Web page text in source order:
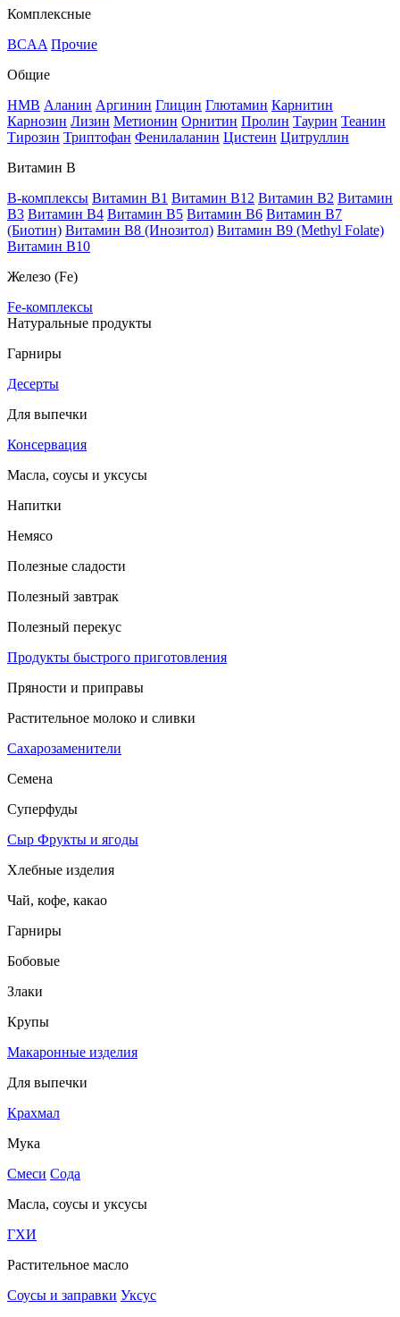
Комплексные
BCAA Прочие
Общие
HMB Аланин Аргинин Глицин Глютамин Карнитин
Карнозин Лизин Метионин Орнитин Пролин Таурин Теанин
Тирозин Триптофан Фенилаланин Цистеин Цитруллин
Витамин В
B-комплексы Витамин B1 Витамин B12 Витамин B2 Витамин
B3 Витамин B4 Витамин B5 Витамин B6 Витамин B7
(Биотин) Витамин B8 (Инозитол) Витамин B9 (Methyl Folate)
Витамин В10
Железо (Fe)
Fe-комплексы
Натуральные продукты
Гарниры
Десерты
Для выпечки
Консервация
Масла, соусы и уксусы
Напитки
Немясо
Полезные сладости
Полезный завтрак
Полезный перекус
Продукты быстрого приготовления
Пряности и приправы
Растительное молоко и сливки
Сахарозаменители
Семена
Суперфуды
Сыр Фрукты и ягоды
Хлебные изделия
Чай, кофе, какао
Гарниры
Бобовые
Злаки
Крупы
Макаронные изделия
Для выпечки
Крахмал
Мука
Смеси Сода
Масла, соусы и уксусы
ГХИ
Растительное масло
Соусы и заправки Уксус